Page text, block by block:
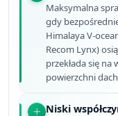
Maksymalna
gdy
Himalaya V-
Recom Lynx)
przekłada się
powierzchni
Niski